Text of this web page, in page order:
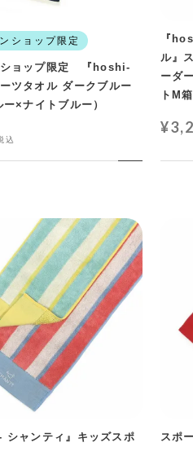
ショップ限定
ショップ限定 『hoshi-
ツタオル ダークブルー
×ナイトブルー）
込
『
ル』
ーダ
トM箱
¥
シャンティ』キッズスポ
スポ